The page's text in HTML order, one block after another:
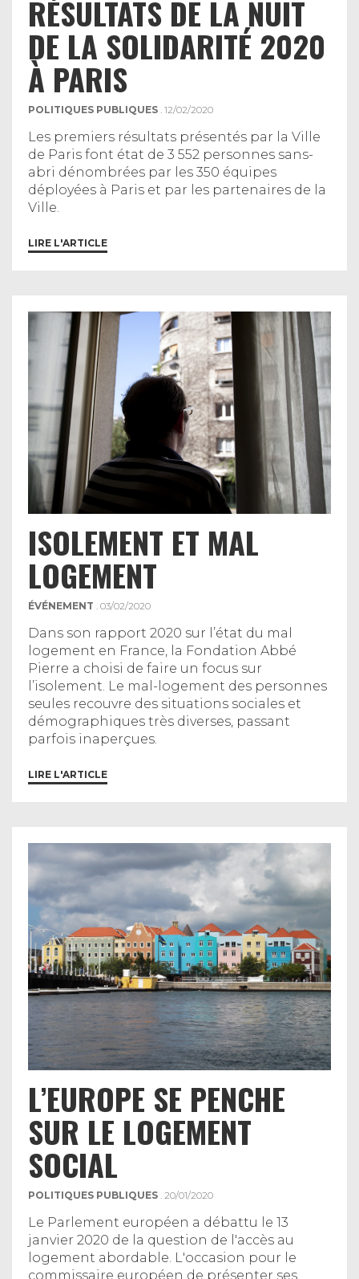
RÉSULTATS DE LA NUIT
DE LA SOLIDARITÉ 2020
À PARIS
POLITIQUES PUBLIQUES . 12/02/2020
Les premiers résultats présentés par la Ville
de Paris font état de 3 552 personnes sans-
abri dénombrées par les 350 équipes
déployées à Paris et par les partenaires de la
Ville.
LIRE L'ARTICLE
ISOLEMENT ET MAL
LOGEMENT
ÉVÉNEMENT . 03/02/2020
Dans son rapport 2020 sur l’état du mal
logement en France, la Fondation Abbé
Pierre a choisi de faire un focus sur
l’isolement. Le mal-logement des personnes
seules recouvre des situations sociales et
démographiques très diverses, passant
parfois inaperçues.
LIRE L'ARTICLE
L’EUROPE SE PENCHE
SUR LE LOGEMENT
SOCIAL
POLITIQUES PUBLIQUES . 20/01/2020
Le Parlement européen a débattu le 13
janvier 2020 de la question de l'accès au
logement abordable. L'occasion pour le
commissaire européen de présenter ses